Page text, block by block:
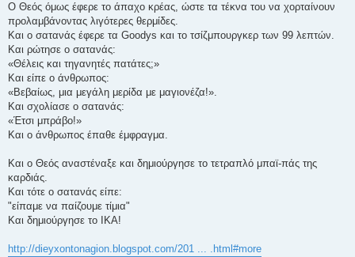
Ο Θεός όμως έφερε το άπαχο κρέας, ώστε τα τέκνα του να χορταίνουν
προλαμβάνοντας λιγότερες θερμίδες.
Και ο σατανάς έφερε τα Goodys και το τσίζμπουργκερ των 99 λεπτών.
Και ρώτησε ο σατανάς:
«Θέλεις και τηγανητές πατάτες;»
Και είπε ο άνθρωπος:
«Βεβαίως, μια μεγάλη μερίδα με μαγιονέζα!».
Kαι σχολίασε ο σατανάς:
«Έτσι μπράβο!»
Και ο άνθρωπος έπαθε έμφραγμα.
Και ο Θεός αναστέναξε και δημιούργησε το τετραπλό μπαϊ-πάς της
καρδιάς.
Και τότε ο σατανάς είπε:
"είπαμε να παίζουμε τίμια"
Και δημιούργησε το ΙΚΑ!
http://dieyxontonagion.blogspot.com/201 ... .html#more